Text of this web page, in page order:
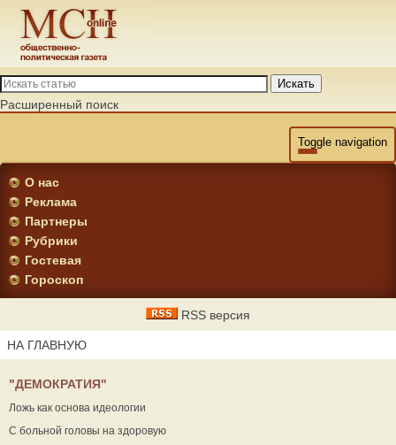
Искать
Расширенный поиск
Toggle navigation
О нас
Реклама
Партнеры
Рубрики
Гостевая
Гороскоп
RSS версия
НА ГЛАВНУЮ
"ДЕМОКРАТИЯ"
Ложь как основа идеологии
С больной головы на здоровую